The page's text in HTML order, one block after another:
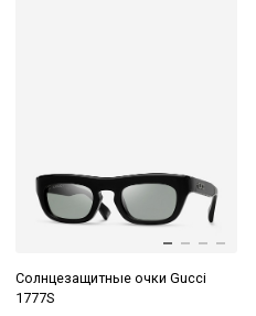
Солнцезащитные очки Gucci
1777S